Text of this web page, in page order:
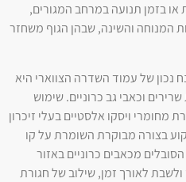
או בזמן תנועה במרחב המגורים,
המנוחה והשינה, שבהן הגוף משחזר
של עמוד השדרה הצווארי היא
וכאבי גב כרוניים. שימוש
מחומרי ויסקו אלסטיים בעלי זיכרון
בצורה מבוקרת השומרת על קו
מכאבים כרוניים באזור
לאורך זמן, שילוב של חגורת